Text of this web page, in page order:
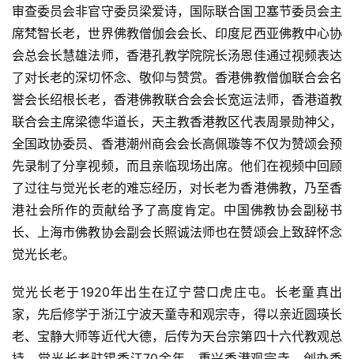
访
谈
心
乐
菩
提
专
题
公
益
善
佛
教
审查委员会非官守委员梁爱诗，国际联合国卫塞节委员会主
席梵智长老，世界佛教僧伽会会长、印度尼西亚佛教中心协
会总会长慧雄法师，香港孔教学院院长汤恩佳通过视频表达
了对长老的深切怀念、敬仰与赞赏。香港佛教僧伽联合会名
誉会长绍根长老，香港佛教联合会会长宽运法师，香港道教
联合会主席梁德华道长，天主教香港教区代表周景勋神父，
全国政协委员、香港潮州商会会长高佩璇等不仅为赞颂会预
先录制了分享视频，而且亲临现场出席。他们在视频中回顾
了过往与觉光长老的难忘经历，对长老为香港佛教，乃至香
港社会所作的贡献给予了高度肯定。中国佛教协会副秘书
长、上海市佛教协会副会长照诚法师也在赞颂会上致辞怀念
觉光长老。
觉光长老于1920年出生在辽宁营口虎庄屯。长老童真出
家，先后修学于浙江宁波天童寺和观宗寺，得以亲近圆瑛长
老、宝静大师等近代大德，后传为天台宗第四十六代教观总